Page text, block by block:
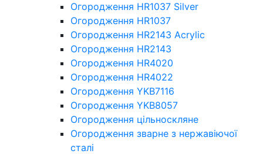
Огородження HR1037 Silver
Огородження HR1037
Огородження HR2143 Acrylic
Огородження HR2143
Огородження HR4020
Огородження HR4022
Огородження YKB7116
Огородження YKB8057
Огородження цільноскляне
Огородження зварне з нержавіючої
сталі